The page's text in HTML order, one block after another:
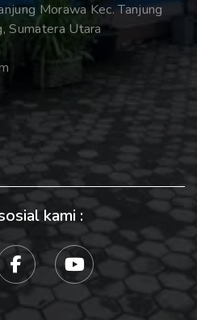
Morawa Kec. Tanjung
Sumatera Utara
kami :